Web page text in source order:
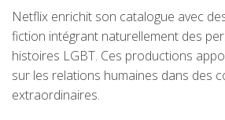
Netflix enrichit son catalogue avec
fiction intégrant naturellement des
histoires LGBT. Ces productions
sur les relations humaines dans des
extraordinaires.